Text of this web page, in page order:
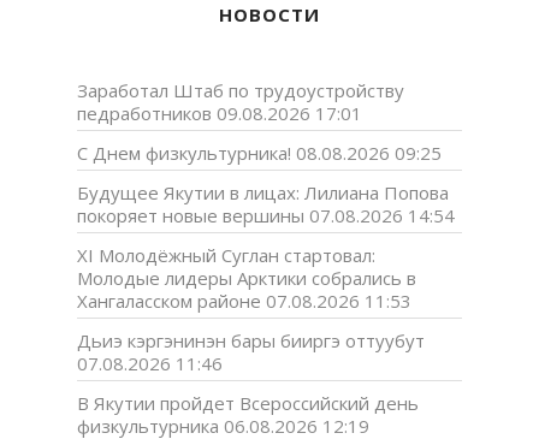
НОВОСТИ
Заработал Штаб по трудоустройству
педработников 09.08.2026 17:01
С Днем физкультурника! 08.08.2026 09:25
Будущее Якутии в лицах: Лилиана Попова
покоряет новые вершины 07.08.2026 14:54
XI Молодёжный Суглан стартовал:
Молодые лидеры Арктики собрались в
Хангаласском районе 07.08.2026 11:53
Дьиэ кэргэнинэн бары бииргэ оттуубут
07.08.2026 11:46
В Якутии пройдет Всероссийский день
физкультурника 06.08.2026 12:19